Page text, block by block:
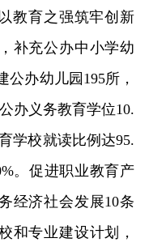
教育之强筑牢创新
补充公办中小学幼
公办幼儿园195所，
办义务教育学位10.
学校就读比例达95.
。促进职业教育产
经济社会发展10条
和专业建设计划，